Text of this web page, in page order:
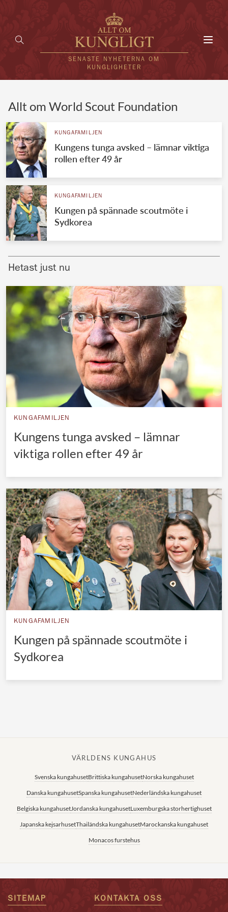
SENASTE NYHETERNA OM
KUNGLIGHETER
UTLÄNDSKT
VÄRLDENS KUNGAHUS
Svenska kungahuset
Brittiska kungahuset
Nederländska kungahuset
Belgiska kungahuset
Jordanska kungahuset
Luxemburgska storhertighuset
Japanska kejsarhuset
Thailändska kungahuset
Marockanska kungahuset
REDAKTION
Allt om World Scout Foundation
KUNGAFAMILJEN
Kungens tunga avsked – lämnar viktiga
rollen efter 49 år
KUNGAFAMILJEN
Kungen på spännade scoutmöte i
Sydkorea
Hetast just nu
KUNGAFAMILJEN
Kungens tunga avsked – lämnar
viktiga rollen efter 49 år
KUNGAFAMILJEN
Kungen på spännade scoutmöte i
Sydkorea
VÄRLDENS KUNGAHUS
Svenska kungahusetBrittiska kungahusetNorska kungahuset
Danska kungahusetSpanska kungahusetNederländska kungahuset
Belgiska kungahusetJordanska kungahusetLuxemburgska storhertighuset
Japanska kejsarhusetThailändska kungahusetMarockanska kungahuset
Monacos furstehus
SITEMAP KONTAKTA OSS